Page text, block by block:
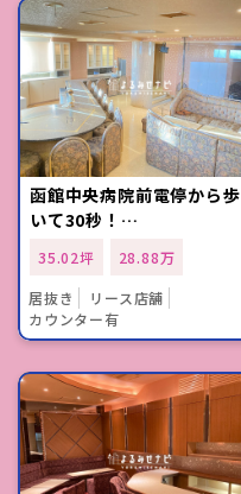
函館中央病院前電停から歩
いて30秒！…
35.02坪
28.88万
居抜き
リース店舗
カウンター有